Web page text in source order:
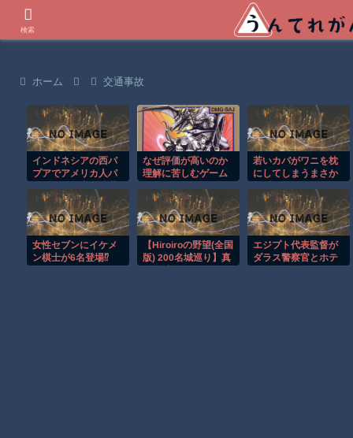
ホーム 交通事故
インドネシアの西パ
プアでアメリカ人パ
組織が主張。
なぜ評価が高いのか
理解に苦しむゲーム
若いカバがワニを枕
にしてしまうまさか
女性セブンにイケメ
ン棋士が6名登場⁉
【Hiroiroの野望(全国
版) 200名城巡り】真
エジプト代表監督が
ダラス警察官とホテ
検索